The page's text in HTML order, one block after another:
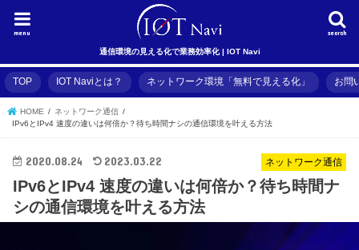
通信環境の見える化で業務効率化 | IOT Navi
search
menu
TOP IOT Naviとは？ ネットワーク環境「無料で見える化」 お問
HOME
ネットワーク通信
IPv6とIPv4 速度の違いは何倍か？待ち時間ナシの通信環境を叶える方法
ネットワーク通信
2020.08.24 2023.03.22
IPv6とIPv4 速度の違いは何倍か？待ち時間ナ
シの通信環境を叶える方法